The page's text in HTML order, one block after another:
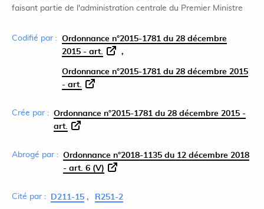
faisant partie de l'administration centrale du Premier Ministre
Codifié par : Ordonnance n°2015-1781 du 28 décembre
2015 - art.
Ordonnance n°2015-1781 du 28 décembre 2015
- art.
Crée par : Ordonnance n°2015-1781 du 28 décembre 2015 -
art.
Abrogé par : Ordonnance n°2018-1135 du 12 décembre 2018
- art. 6 (V)
Cité par : D211-15 R251-2